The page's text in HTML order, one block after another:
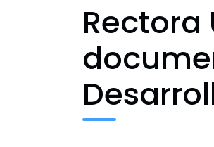
Rectora